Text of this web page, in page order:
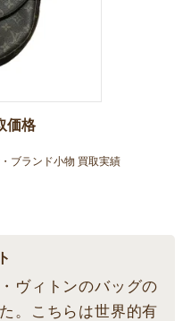
価格
ブランド小物 買取実績
ヴィトンのバッグの
。こちらは世界的有